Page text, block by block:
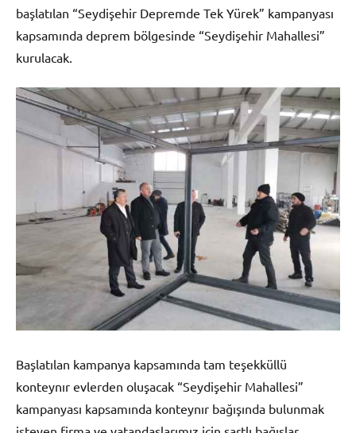
başlatılan “Seydişehir Depremde Tek Yürek” kampanyası
kapsamında deprem bölgesinde “Seydişehir Mahallesi”
kurulacak.
Başlatılan kampanya kapsamında tam teşekküllü
konteynır evlerden oluşacak “Seydişehir Mahallesi”
kampanyası kapsamında konteynır bağışında bulunmak